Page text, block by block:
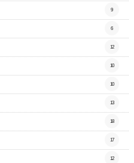
9
6
12
10
10
13
18
17
12